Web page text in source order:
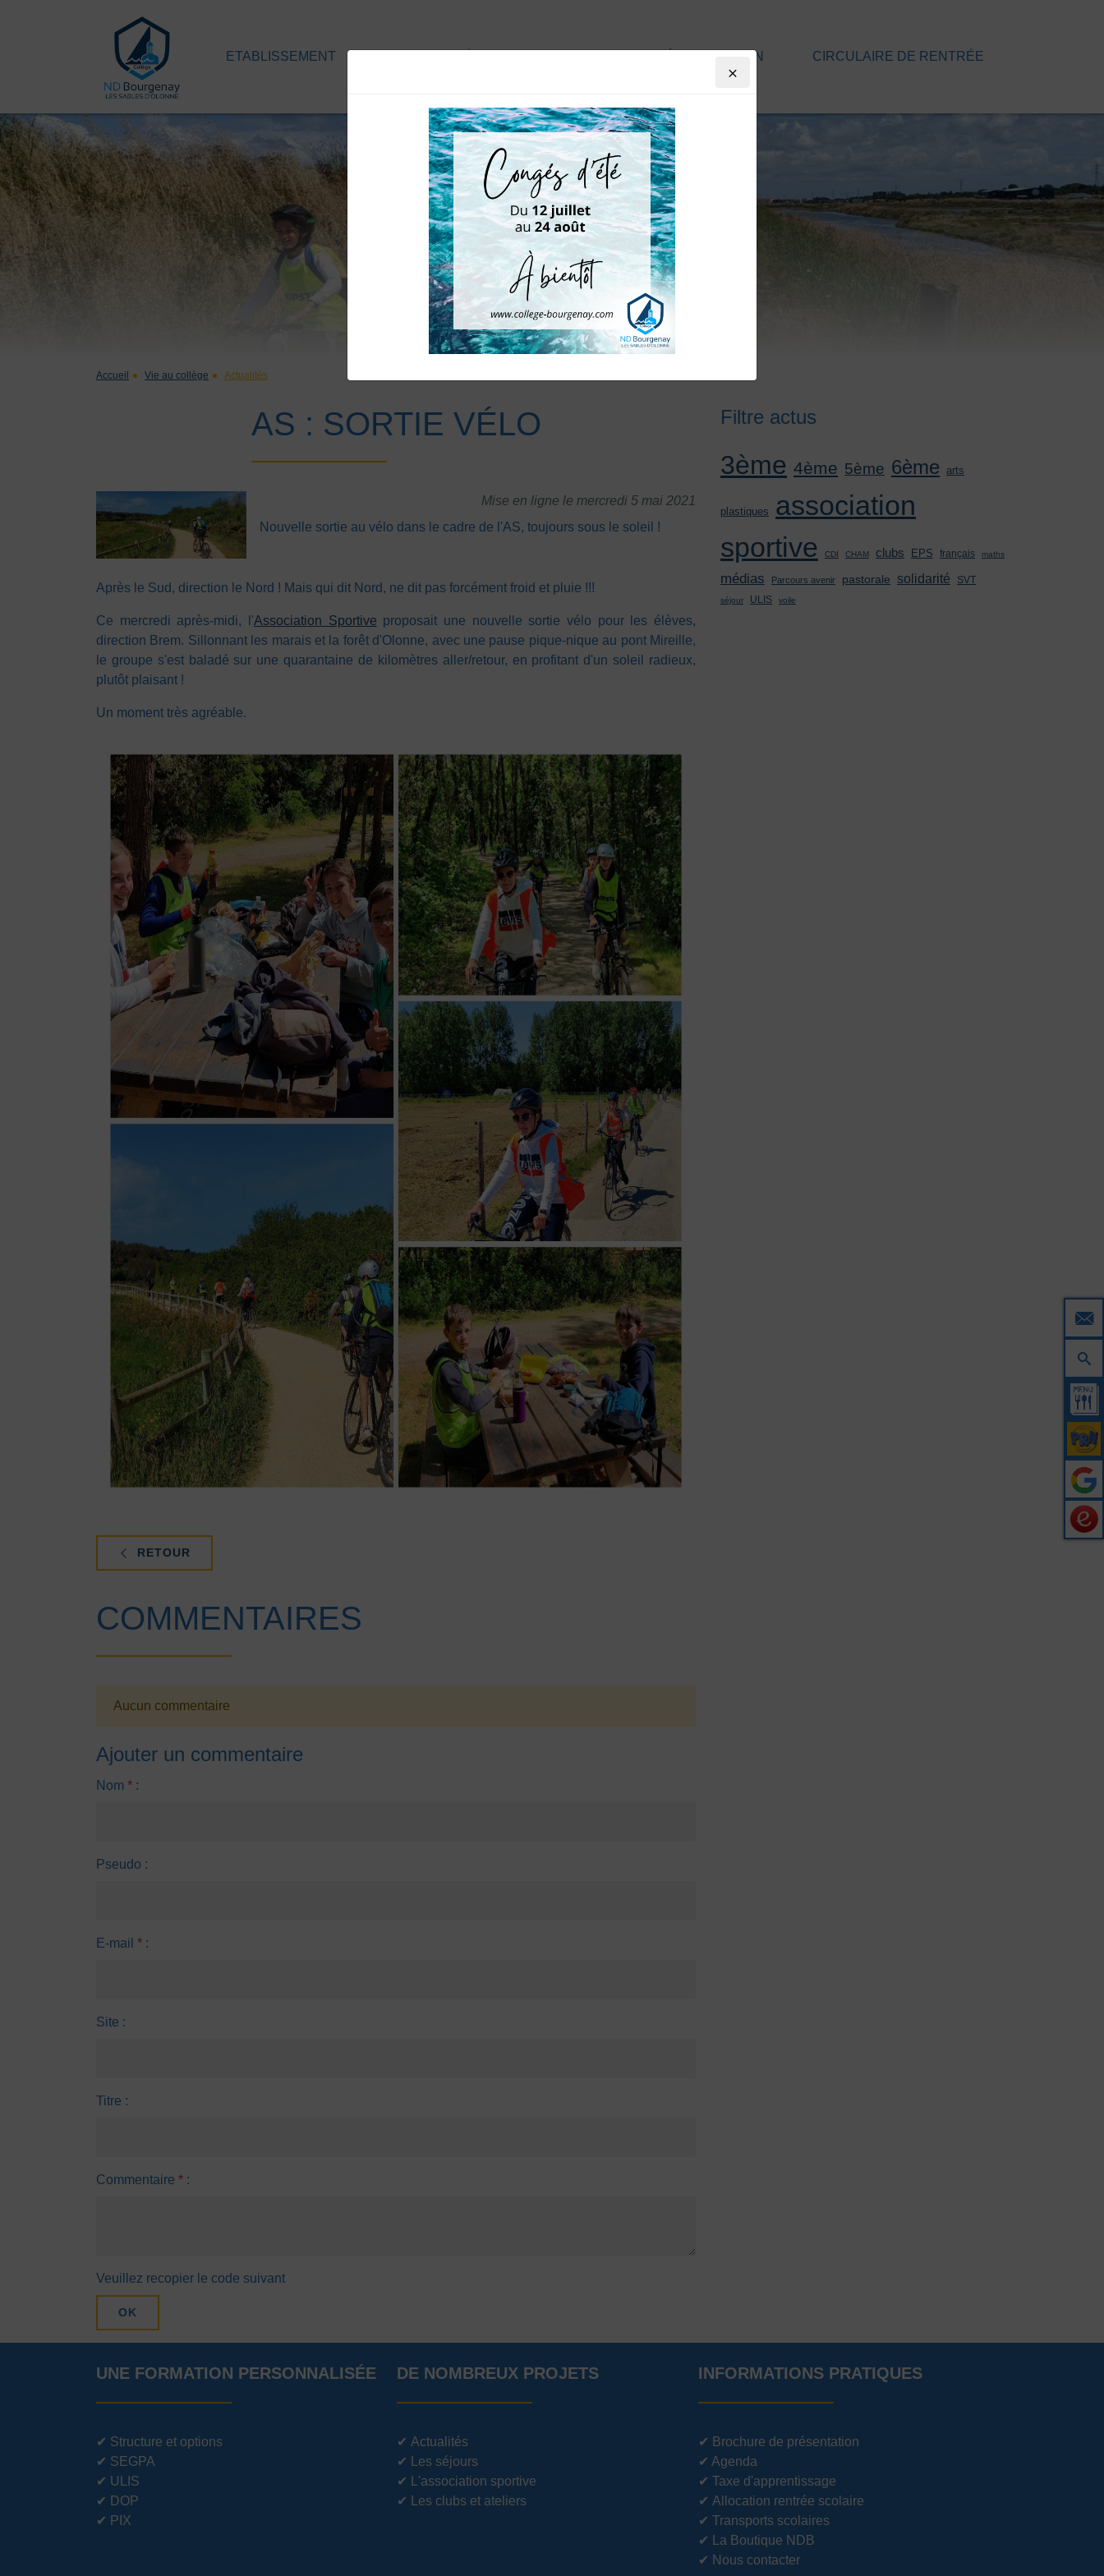
ETABLISSEMENT PRÉ-INSCRIPTION CIRCULAIRE DE RENTRÉE
Accueil Vie au collège Actualités
AS : SORTIE VÉLO
Mise en ligne le mercredi 5 mai 2021
Nouvelle sortie au vélo dans le cadre de l'AS, toujours sous le soleil !
Après le Sud, direction le Nord ! Mais qui dit Nord, ne dit pas forcément froid et pluie !!!
Ce mercredi après-midi, l'Association Sportive proposait une nouvelle sortie vélo pour les élèves,
direction Brem. Sillonnant les marais et la forêt d'Olonne, avec une pause pique-nique au pont Mireille,
le groupe s'est baladé sur une quarantaine de kilomètres aller/retour, en profitant d'un soleil radieux,
plutôt plaisant !
Un moment très agréable.
RETOUR
COMMENTAIRES
Aucun commentaire
Ajouter un commentaire
Nom * :
Pseudo :
E-mail * :
Site :
Titre :
Commentaire * :
Veuillez recopier le code suivant
OK
Filtre actus
3ème 4ème 5ème 6ème arts
plastiques
association
sportive
CDI CHAM clubs EPS français maths
médias Parcours avenir pastorale solidarité SVT
séjour ULIS voile
UNE FORMATION PERSONNALISÉE
✔ Structure et options
✔ SEGPA
✔ ULIS
✔ DOP
✔ PIX
DE NOMBREUX PROJETS
✔Actualités
✔
Les séjours
✔
L'association sportive
✔
Les clubs et ateliers
INFORMATIONS PRATIQUES
✔ Brochure de présentation
✔ Agenda
✔ Taxe d'apprentissage
✔ Allocation rentrée scolaire
✔ Transports scolaires
✔
La Boutique NDB
✔ Nous contacter